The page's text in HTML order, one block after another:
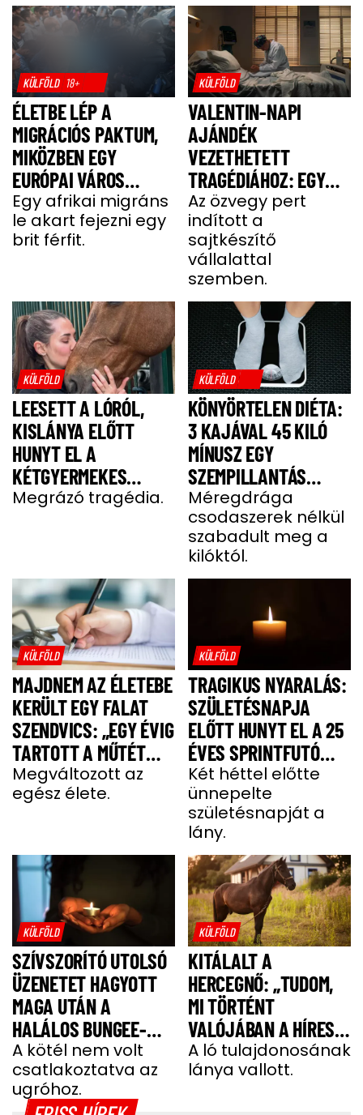
KÜLFÖLD 18+
ÉLETBE LÉP A
MIGRÁCIÓS PAKTUM,
MIKÖZBEN EGY
EURÓPAI VÁROS
LÁNGOKBAN ÁLL A
MIGRÁNSERŐSZAK
MIATT
Egy afrikai migráns
le akart fejezni egy
brit férfit.
KÜLFÖLD
VALENTIN-NAPI
AJÁNDÉK
VEZETHETETT
TRAGÉDIÁHOZ: EGY
SAJT MIATT HALT MEG
A FÉRJ
Az özvegy pert
indított a
sajtkészítő
vállalattal
szemben.
KÜLFÖLD
LEESETT A LÓRÓL,
KISLÁNYA ELŐTT
HUNYT EL A
KÉTGYERMEKES
DONATELLA
Megrázó tragédia.
KÜLFÖLD
KÖNYÖRTELEN DIÉTA:
3 KAJÁVAL 45 KILÓ
MÍNUSZ EGY
SZEMPILLANTÁS
ALATT
Méregdrága
csodaszerek nélkül
szabadult meg a
kilóktól.
KÜLFÖLD
MAJDNEM AZ ÉLETEBE
KERÜLT EGY FALAT
SZENDVICS: „EGY ÉVIG
TARTOTT A MŰTÉT
UTÁNI FELÉPÜLÉS”
Megváltozott az
egész élete.
KÜLFÖLD
TRAGIKUS NYARALÁS:
SZÜLETÉSNAPJA
ELŐTT HUNYT EL A 25
ÉVES SPRINTFUTÓ
LÁNY
Két héttel előtte
ünnepelte
születésnapját a
lány.
KÜLFÖLD
SZÍVSZORÍTÓ UTOLSÓ
ÜZENETET HAGYOTT
MAGA UTÁN A
HALÁLOS BUNGEE-
UGRÁS ELŐTT A
FIATAL NŐ
A kötél nem volt
csatlakoztatva az
ugróhoz.
KÜLFÖLD
KITÁLALT A
HERCEGNŐ: „TUDOM,
MI TÖRTÉNT
VALÓJÁBAN A HÍRES
SHERGAR CSŐDÖRREL”
A ló tulajdonosának
lánya vallott.